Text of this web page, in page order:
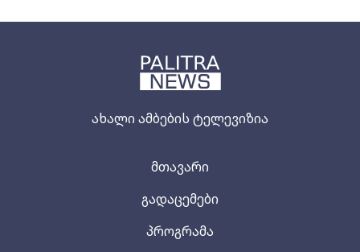
ახალი ამბების ტელევიზია
მთავარი
გადაცემები
პროგრამა